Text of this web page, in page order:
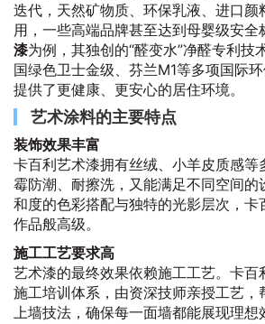
迭代，天然矿物质、环保乳液、进口颜
用，一些高端品牌甚至达到母婴级安全
漆为例，其独创的“醛变水”净醛专利技
国绿色卫士金级、芬兰M1等多项国际
提供了更健康、更安心的居住环境。
艺术涂料的主要特点
装饰效果丰富
卡百利艺术漆拥有丝绒、小羊皮质感等
霉防潮、耐擦洗，又能满足不同空间的
和度的色彩搭配与独特的光影层次，卡
作品般高级。
施工工艺要求高
艺术漆的最终效果依赖施工工艺。卡百
施工培训体系，由资深技师亲授工艺，
上墙技法，确保每一面墙都能展现理想